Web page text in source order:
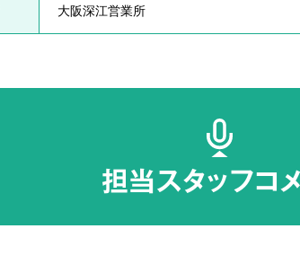
大阪深江営業所
担当スタッフコ